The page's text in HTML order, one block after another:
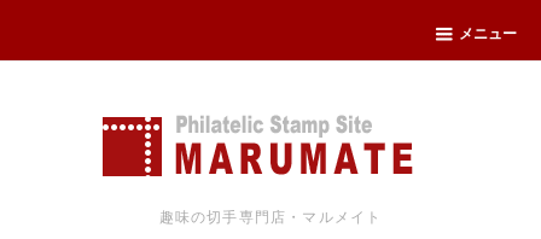
メニュー
趣味の切手専門店・マルメイト